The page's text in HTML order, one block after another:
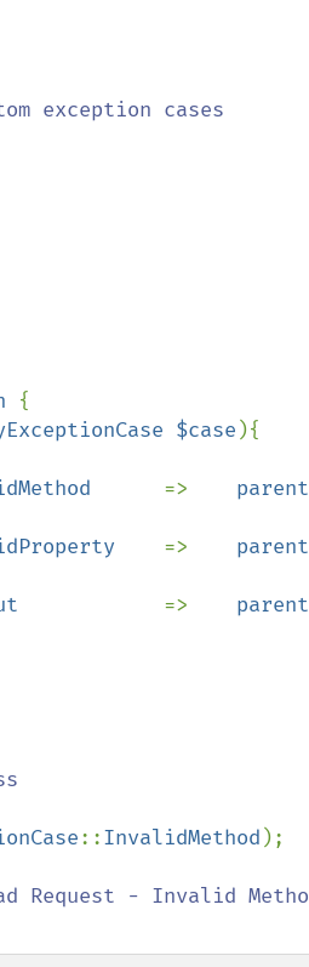
{
$case ){
=> parent
=> parent
=> parent
::InvalidMethod );